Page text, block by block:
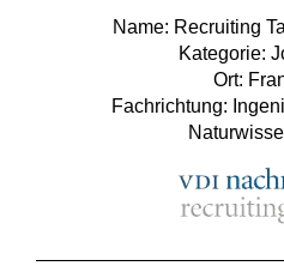
Name: Recruiting
Kategorie:
Ort:
Fachrichtung: